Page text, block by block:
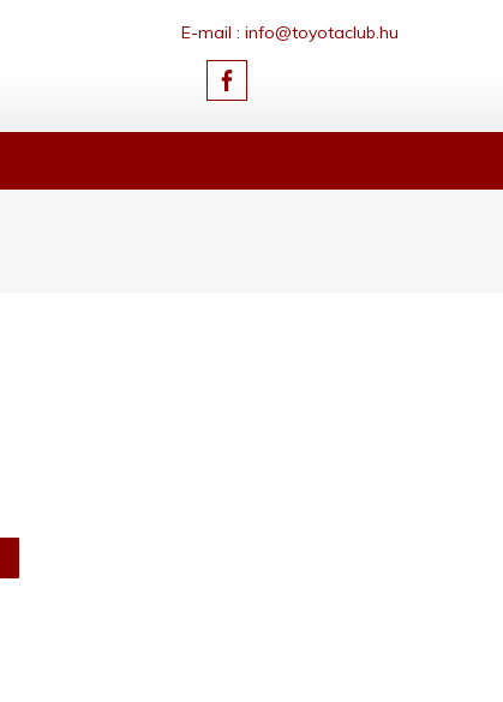
E-mail : info@toyotaclub.hu